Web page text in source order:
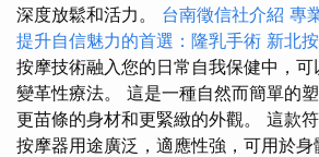
深度放鬆和活力。 台南徵信社介紹 專
提升自信魅力的首選：隆乳手術 新北
按摩技術融入您的日常自我保健中，
變革性療法。 這是一種自然而簡單的
更苗條的身材和更緊緻的外觀。 這款
按摩器用途廣泛，適應性強，可用於